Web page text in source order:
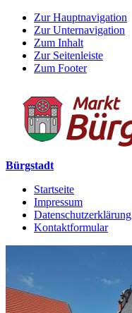
Zur Hauptnavigation
Zur Unternavigation
Zum Inhalt
Zur Seitenleiste
Zum Footer
Bürgstadt
Startseite
Impressum
Datenschutzerklärung
Kontaktformular